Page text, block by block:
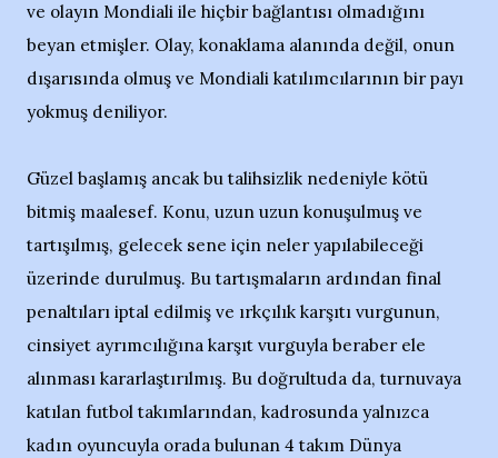
ve olayın Mondiali ile hiçbir bağlantısı olmadığını
beyan etmişler. Olay, konaklama alanında değil, onun
dışarısında olmuş ve Mondiali katılımcılarının bir payı
yokmuş deniliyor.
Güzel başlamış ancak bu talihsizlik nedeniyle kötü
bitmiş maalesef. Konu, uzun uzun konuşulmuş ve
tartışılmış, gelecek sene için neler yapılabileceği
üzerinde durulmuş. Bu tartışmaların ardından final
penaltıları iptal edilmiş ve ırkçılık karşıtı vurgunun,
cinsiyet ayrımcılığına karşıt vurguyla beraber ele
alınması kararlaştırılmış. Bu doğrultuda da, turnuvaya
katılan futbol takımlarından, kadrosunda yalnızca
kadın oyuncuyla orada bulunan 4 takım Dünya